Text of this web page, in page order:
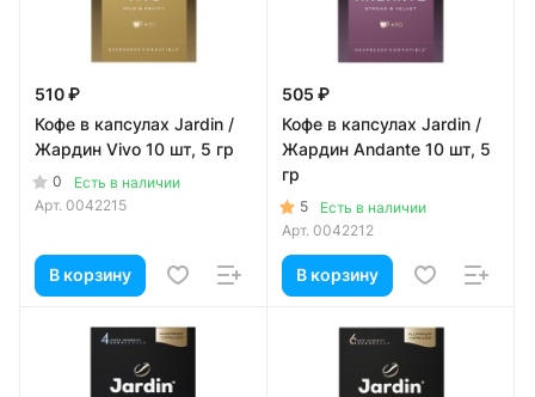
510 ₽
Кофе в капсулах Jardin /
Жардин Vivo 10 шт, 5 гр
0
Есть в наличии
Арт. 0042215
В корзину
505 ₽
Кофе в капсулах Jardin /
Жардин Andante 10 шт, 5
гр
5
Есть в наличии
Арт. 0042212
В корзину